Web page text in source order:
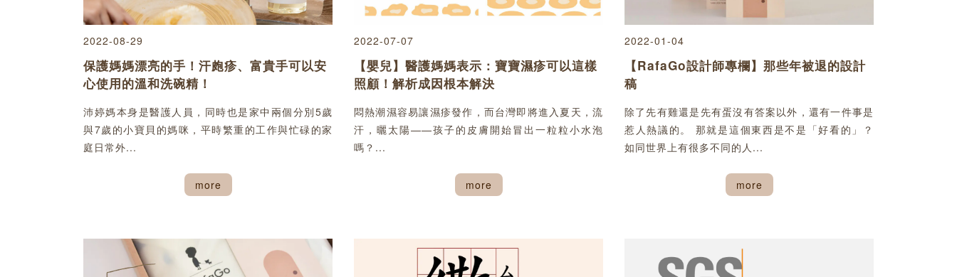
2022-08-29
保護媽媽漂亮的手！汗皰疹、富貴手可以安
心使用的溫和洗碗精！
沛婷媽本身是醫護人員，同時也是家中兩個分別5歲
與7歲的小寶貝的媽咪，平時繁重的工作與忙碌的家
庭日常外...
more
2022-07-07
【嬰兒】醫護媽媽表示：寶寶濕疹可以這樣
照顧！解析成因根本解決
悶熱潮濕容易讓濕疹發作，而台灣即將進入夏天，流
汗，曬太陽——孩子的皮膚開始冒出一粒粒小水泡
嗎？...
more
2022-01-04
【RafaGo設計師專欄】那些年被退的設計
稿
除了先有雞還是先有蛋沒有答案以外，還有一件事是
惹人熱議的。 那就是這個東西是不是「好看的」？
如同世界上有很多不同的人...
more